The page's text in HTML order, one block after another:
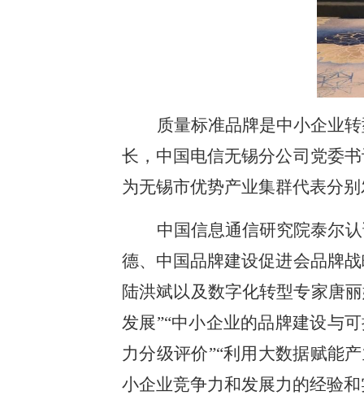
质量标准品牌是中小企业
长，中国电信无锡分公司党委
为无锡市优势产业集群代表分
中国信息通信研究院泰尔
德、中国品牌建设促进会品牌
陆洪斌以及数字化转型专家唐
发展”“中小企业的品牌建设与
力分级评价”“利用大数据赋能
小企业竞争力和发展力的经验